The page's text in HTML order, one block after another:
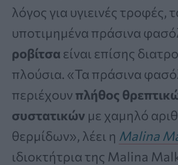
λόγος για υγιεινές τροφές,
υποτιμημένα πράσινα
ροβίτσα είναι επίσης
πλούσια. «Τα πράσινα
περιέχουν πλήθος
συστατικών με χαμηλό
θερμίδων», λέει η Malina
ιδιοκτήτρια της Malina